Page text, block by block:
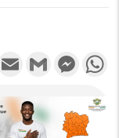
TwitterEmail Gmail